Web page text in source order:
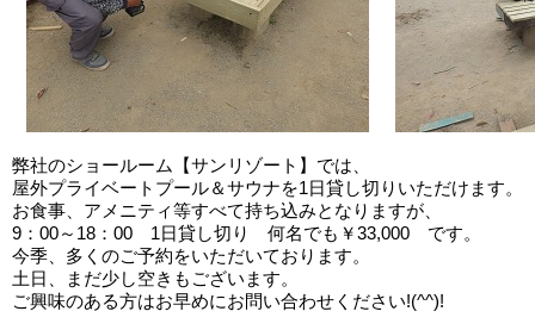
弊社のショールーム【サンリゾート】では、
屋外プライベートプール＆サウナを1日貸し切りいただけます。
お食事、アメニティ等すべて持ち込みとなりますが、
9：00～18：00 1日貸し切り 何名でも￥33,000 です。
今季、多くのご予約をいただいております。
土日、まだ少し空きもございます。
ご興味のある方はお早めにお問い合わせください!(^^)!